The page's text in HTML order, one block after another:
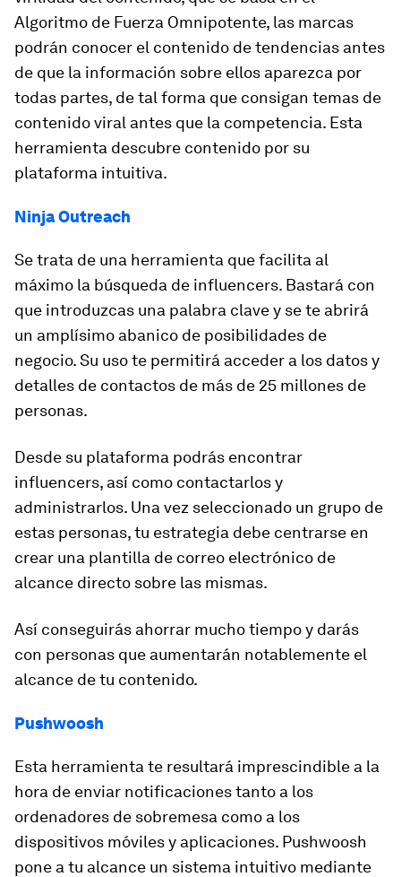
Algoritmo de Fuerza Omnipotente, las marcas
podrán conocer el contenido de tendencias antes
de que la información sobre ellos aparezca por
todas partes, de tal forma que consigan temas de
contenido viral antes que la competencia. Esta
herramienta descubre contenido por su
plataforma intuitiva.
Ninja Outreach
Se trata de una herramienta que facilita al
máximo la búsqueda de influencers. Bastará con
que introduzcas una palabra clave y se te abrirá
un amplísimo abanico de posibilidades de
negocio. Su uso te permitirá acceder a los datos y
detalles de contactos de más de 25 millones de
personas.
Desde su plataforma podrás encontrar
influencers, así como contactarlos y
administrarlos. Una vez seleccionado un grupo de
estas personas, tu estrategia debe centrarse en
crear una plantilla de correo electrónico de
alcance directo sobre las mismas.
Así conseguirás ahorrar mucho tiempo y darás
con personas que aumentarán notablemente el
alcance de tu contenido.
Pushwoosh
Esta herramienta te resultará imprescindible a la
hora de enviar notificaciones tanto a los
ordenadores de sobremesa como a los
dispositivos móviles y aplicaciones. Pushwoosh
pone a tu alcance un sistema intuitivo mediante